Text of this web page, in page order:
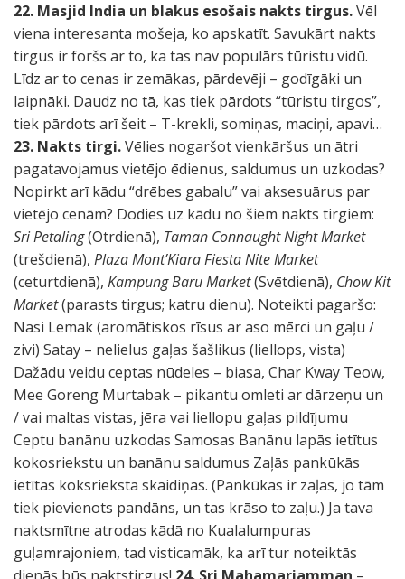
22. Masjid India un blakus esošais nakts tirgus.Vēl
viena interesanta mošeja, ko apskatīt. Savukārt nakts
tirgus ir foršs ar to, ka tas nav populārs tūristu vidū.
Līdz ar to cenas ir zemākas, pārdevēji – godīgāki un
laipnāki. Daudz no tā, kas tiek pārdots “tūristu tirgos”,
tiek pārdots arī šeit – T-krekli, somiņas, maciņi, apavi…
23. Nakts tirgi.Vēlies nogaršot vienkāršus un ātri
pagatavojamus vietējo ēdienus, saldumus un uzkodas?
Nopirkt arī kādu “drēbes gabalu” vai aksesuārus par
vietējo cenām? Dodies uz kādu no šiem nakts tirgiem:
Sri Petaling(Otrdienā), Taman Connaught Night Market
(trešdienā), Plaza Mont’Kiara Fiesta Nite Market
(ceturtdienā), Kampung Baru Market(Svētdienā), Chow Kit
Market(parasts tirgus; katru dienu). Noteikti pagaršo:
Nasi Lemak (aromātiskos rīsus ar aso mērci un gaļu /
zivi) Satay – nelielus gaļas šašlikus (liellops, vista)
Dažādu veidu ceptas nūdeles – biasa, Char Kway Teow,
Mee Goreng Murtabak – pikantu omleti ar dārzeņu un
/ vai maltas vistas, jēra vai liellopu gaļas pildījumu
Ceptu banānu uzkodas Samosas Banānu lapās ietītus
kokosriekstu un banānu saldumus Zaļās pankūkās
ietītas koksrieksta skaidiņas. (Pankūkas ir zaļas, jo tām
tiek pievienots pandāns, un tas krāso to zaļu.) Ja tava
naktsmītne atrodas kādā no Kualalumpuras
guļamrajoniem, tad visticamāk, ka arī tur noteiktās